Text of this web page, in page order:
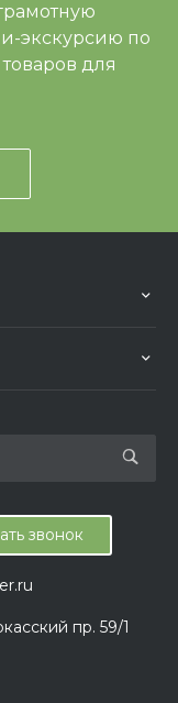
экскурсию по
для
пр. 59/1
звонок